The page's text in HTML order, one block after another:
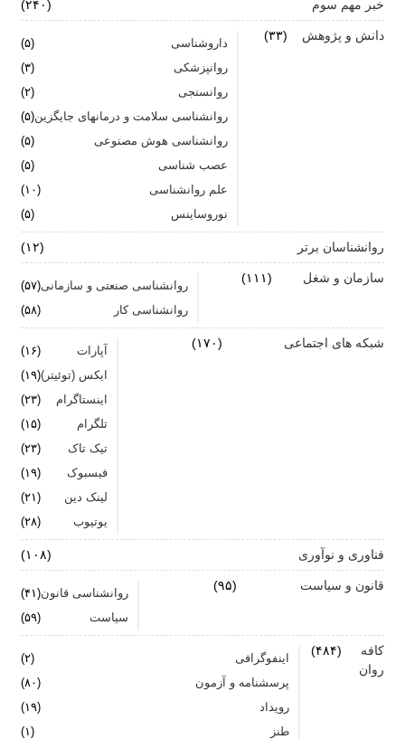
اضطراب ناگهانی
جنگ اضطراب با مواد خوراکی
اضطراب را برای خود پر رنگ نکنید
برای بهبود سلامت روان لازم است روزانه از آن مراقبت
خبر مهم سوم (۲۴۰)
دانش و پژوهش (۳۳)
داروشناسی
(۵)
روانپزشکی
(۳)
روانسنجی
(۲)
روانشناسی سلامت و درمانهای جایگزین(۵)
روانشناسی هوش مصنوعی
(۵)
عصب شناسی
(۵)
علم روانشناسی
(۱۰)
نوروساینس
(۵)
روانشناسان برتر (۱۲)
سازمان و شغل (۱۱۱)
روانشناسی صنعتی و سازمانی(۵۷)
روانشناسی کار
(۵۸)
شبکه های اجتماعی (۱۷۰)
آپارات
(۱۶)
ایکس (توئیتر)(۱۹)
اینستاگرام
(۲۳)
تلگرام
(۱۵)
تیک تاک
(۲۳)
فیسبوک
(۱۹)
لینک دین
(۲۱)
یوتیوب
(۲۸)
فناوری و نوآوری (۱۰۸)
قانون و سیاست (۹۵)
روانشناسی قانون(۴۱)
سیاست
(۵۹)
کافه
روان
(۴۸۴)
اینفوگرافی
(۲)
پرسشنامه و آزمون
(۸۰)
رویداد
(۱۹)
طنز
(۱)